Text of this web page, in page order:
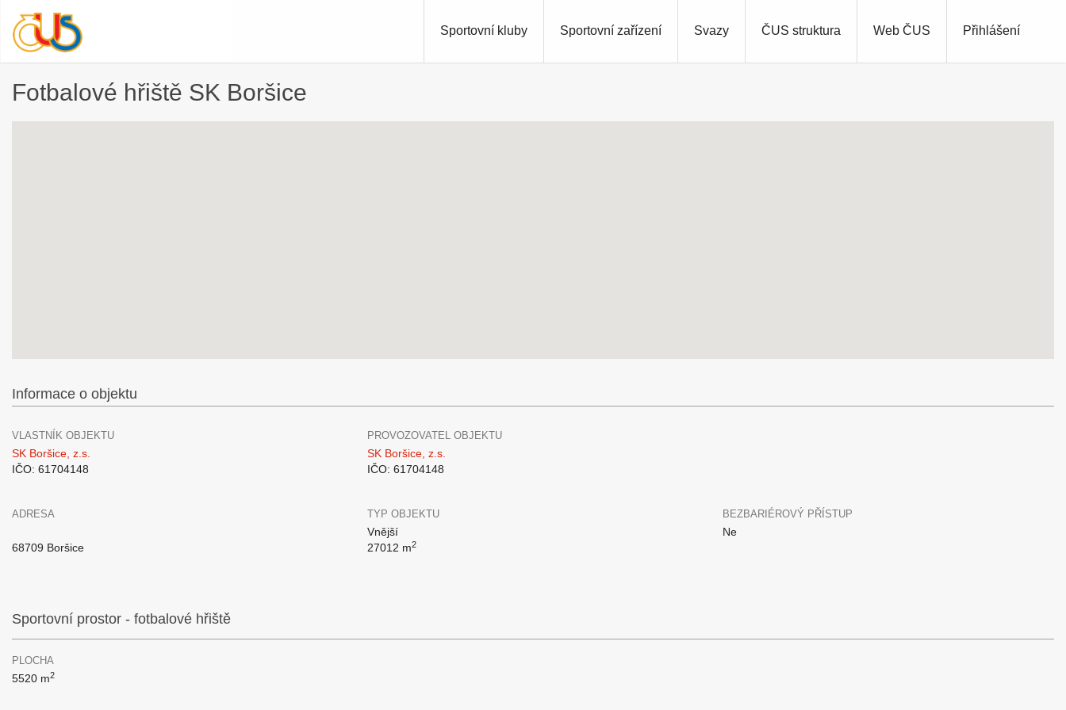
Přihlášení
Sportovní kluby Sportovní zařízení Svazy ČUS struktura Web ČUS
Fotbalové hřiště SK Boršice
Informace o objektu
VLASTNÍK OBJEKTU
SK Boršice, z.s.
IČO: 61704148
PROVOZOVATEL OBJEKTU
SK Boršice, z.s.
IČO: 61704148
ADRESA
68709 Boršice
TYP OBJEKTU
Vnější
27012 m2
BEZBARIÉROVÝ PŘÍSTUP
Ne
Sportovní prostor - fotbalové hřiště
PLOCHA
5520 m2